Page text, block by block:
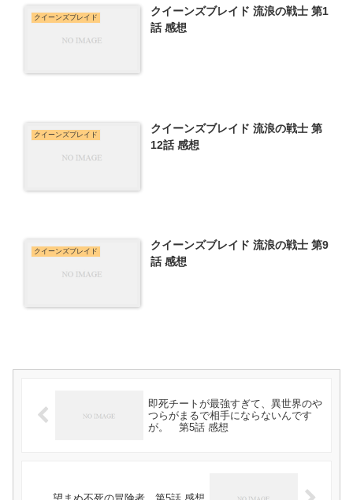
クイーンズブレイド
クイーンズブレイド 流浪の戦士 第1
話 感想
クイーンズブレイド
クイーンズブレイド 流浪の戦士 第
12話 感想
クイーンズブレイド
クイーンズブレイド 流浪の戦士 第9
話 感想
即死チートが最強すぎて、異世界のや
つらがまるで相手にならないんです
が。 第5話 感想